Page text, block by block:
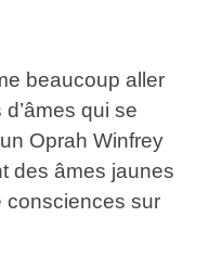
beaucoup aller
qui se
Oprah Winfrey
des âmes jaunes
consciences sur